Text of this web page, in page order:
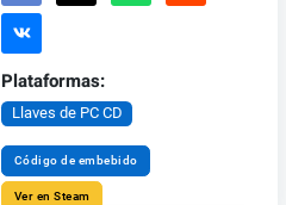
Plataformas:
Llaves de PC CD
Código de embebido
Ver en Steam